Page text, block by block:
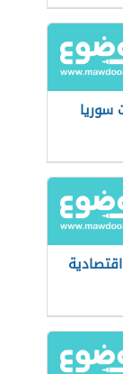
سوريا